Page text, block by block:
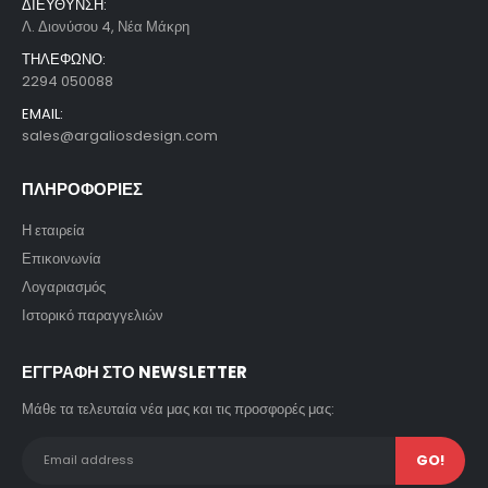
ΔΙΕΥΘΥΝΣΗ:
Λ. Διονύσου 4, Νέα Μάκρη
ΤΗΛΕΦΩΝΟ:
2294 050088
EMAIL:
sales@argaliosdesign.com
ΠΛΗΡΟΦΟΡΙΕΣ
Η εταιρεία
Επικοινωνία
Λογαριασμός
Ιστορικό παραγγελιών
ΕΓΓΡΑΦΗ ΣΤΟ NEWSLETTER
Μάθε τα τελευταία νέα μας και τις προσφορές μας: